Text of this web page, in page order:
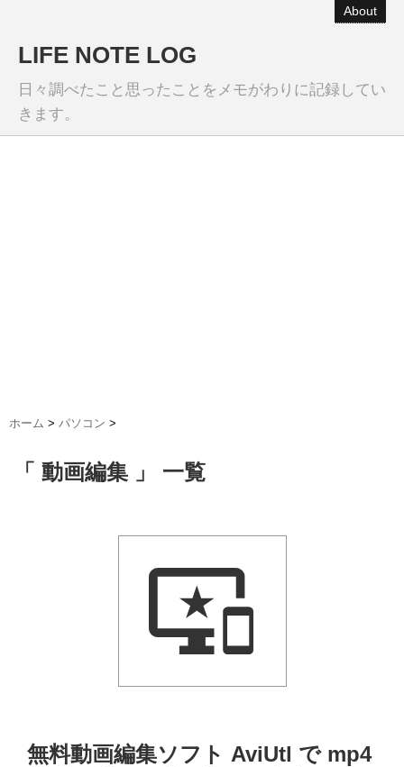
About
LIFE NOTE LOG
日々調べたこと思ったことをメモがわりに記録してい
きます。
ホーム > パソコン >
「 動画編集 」 一覧
無料動画編集ソフト AviUtl で mp4